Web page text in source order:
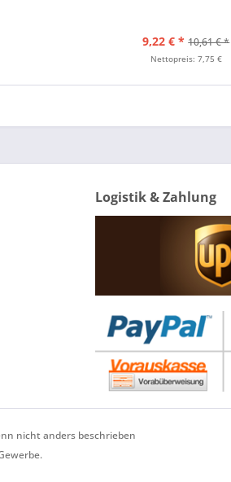
9,22 € * 10,61 € *
Nettopreis: 7,75 €
Logistik & Zahlung
nicht anders beschrieben